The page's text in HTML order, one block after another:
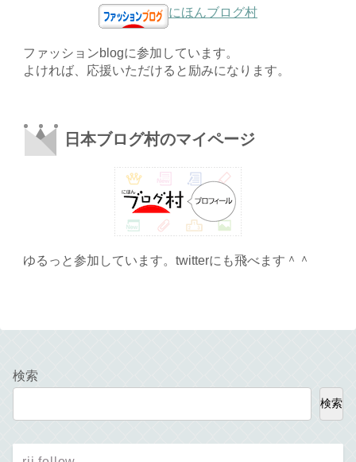
にほんブログ村
ファッションblogに参加しています。
よければ、応援いただけると励みになります。
日本ブログ村のマイページ
ゆるっと参加しています。twitterにも飛べます＾＾
検索
検索